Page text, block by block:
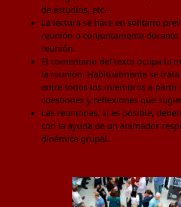
de estudios, etc.-.
La lectura se hace en solitario
reunión o conjuntamente durante
reunión.
El comentario del texto ocupa la
la reunión. Habitualmente se
entre todos los miembros a partir
cuestiones y reflexiones que
Las reuniones, si es posible,
con la ayuda de un animador
dinámica grupal.